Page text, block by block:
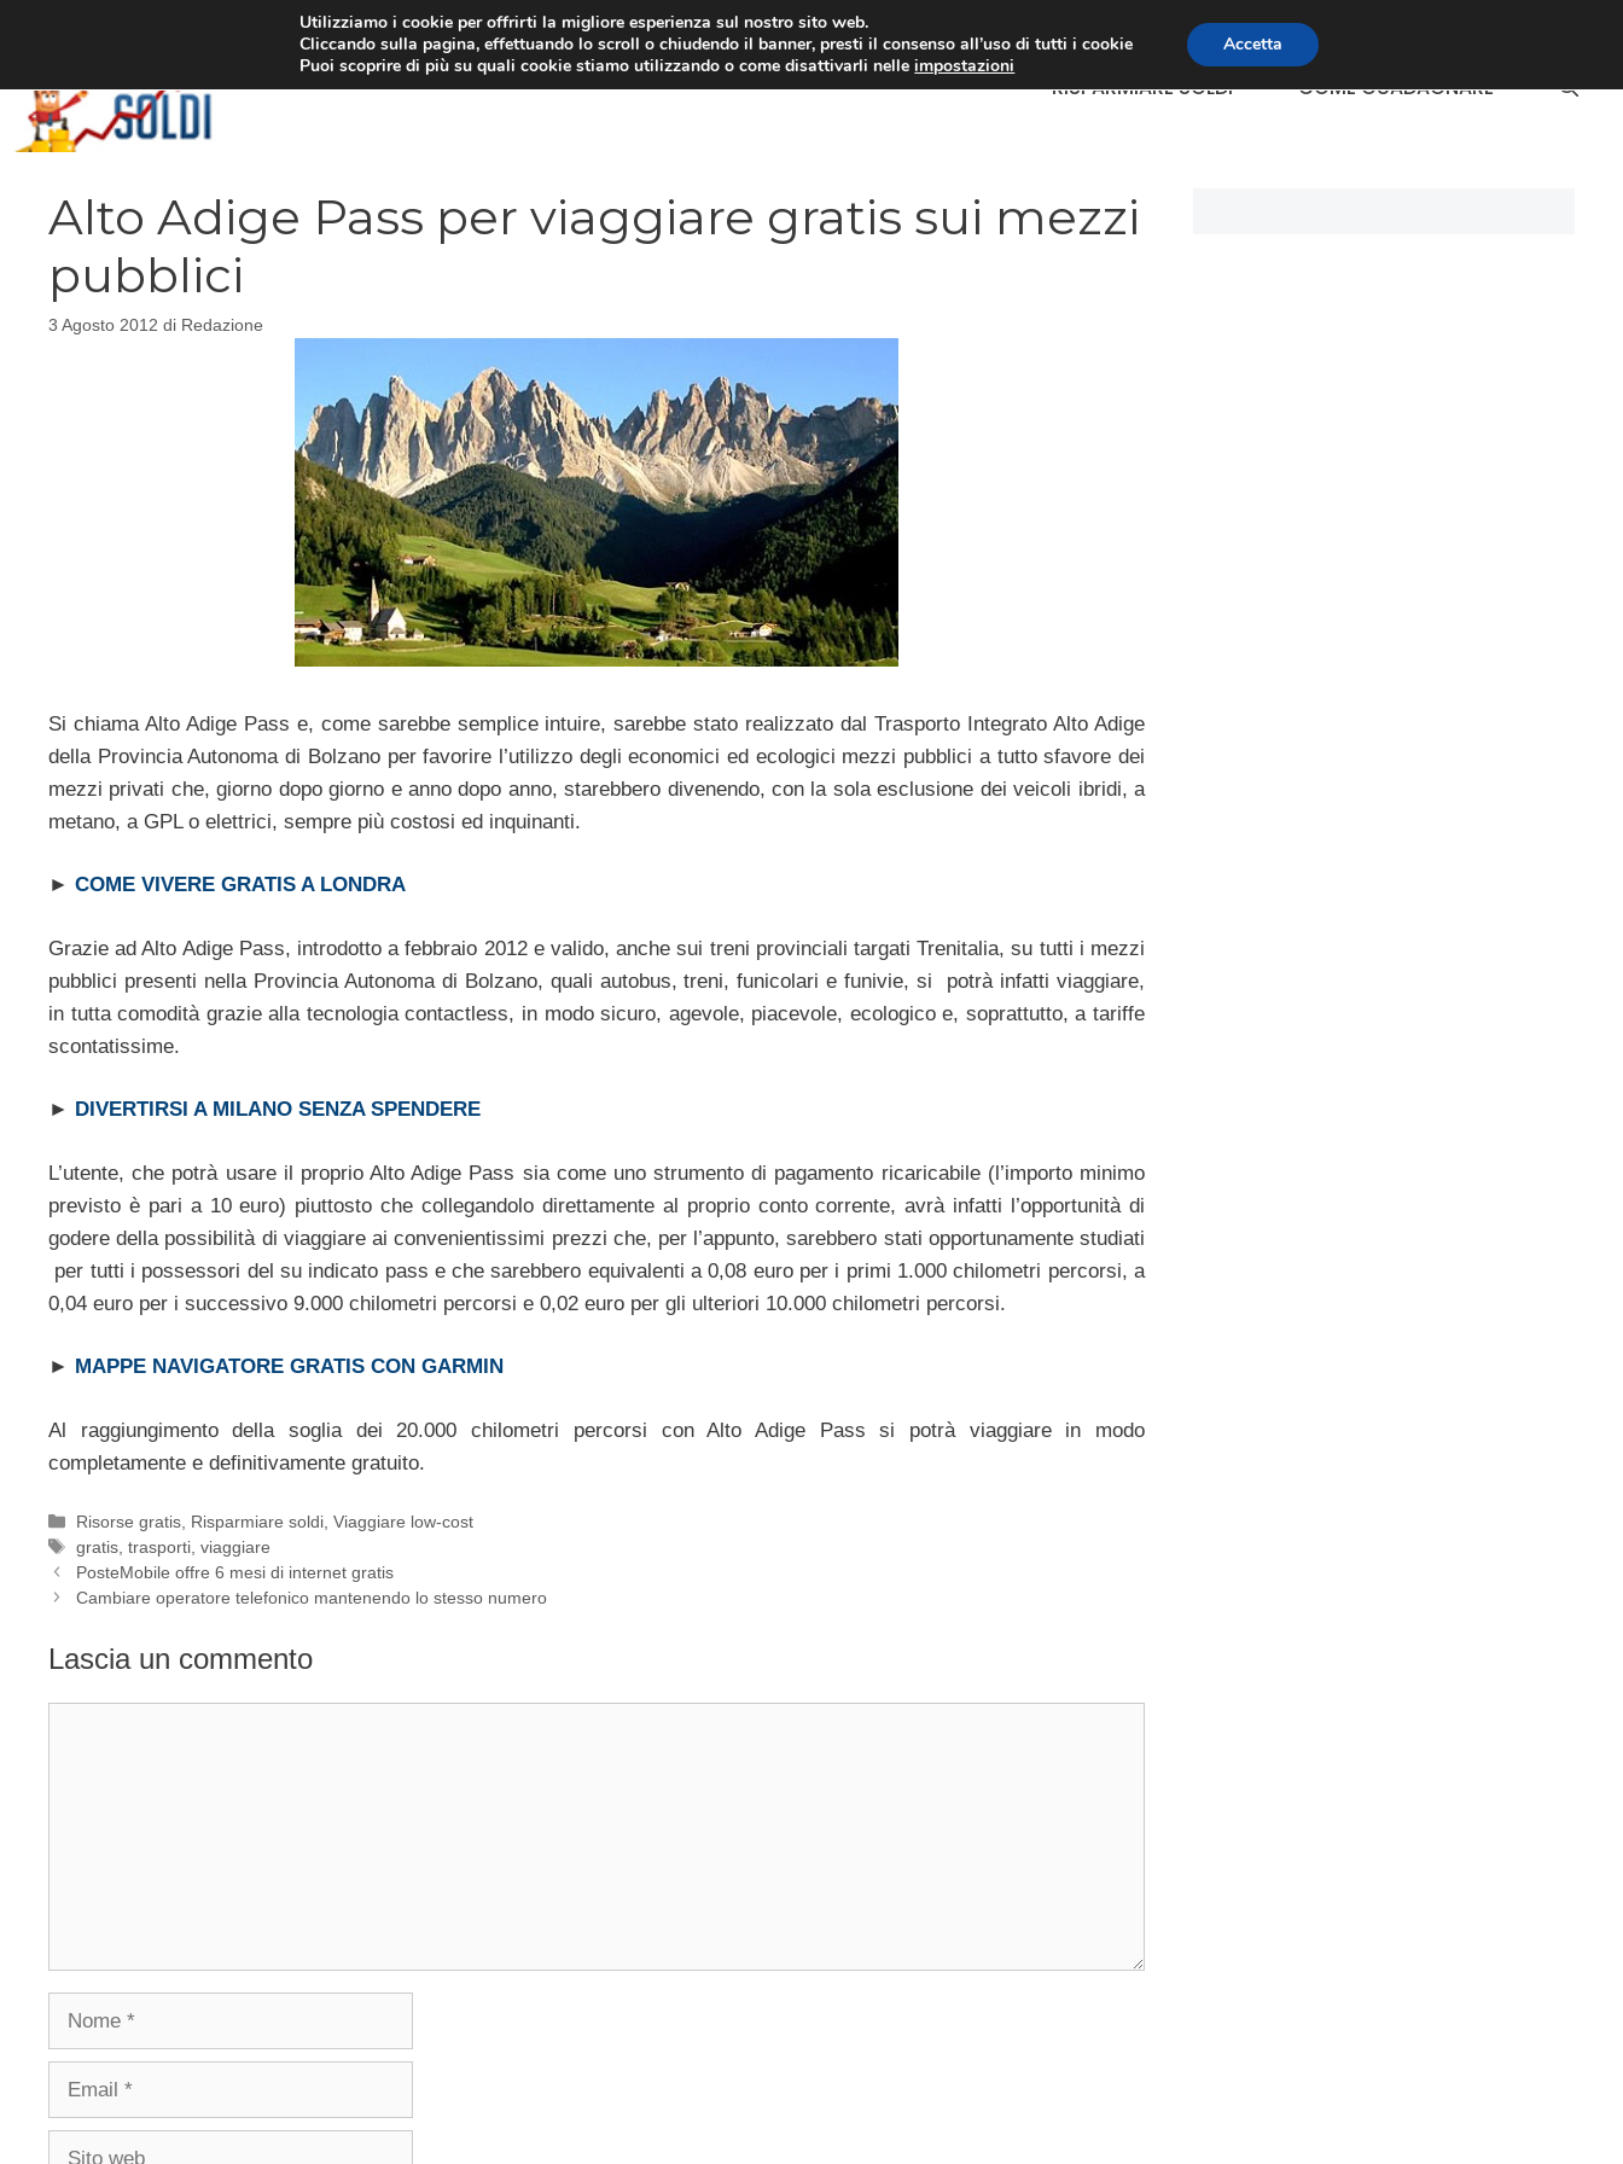
RISPARMIARE SOLDI COME GUADAGNARE
Alto Adige Pass per viaggiare gratis sui mezzi
pubblici
3 Agosto 2012 di Redazione
Si chiama Alto Adige Pass e, come sarebbe semplice intuire, sarebbe stato realizzato dal Trasporto Integrato Alto Adige
della Provincia Autonoma di Bolzano per favorire l’utilizzo degli economici ed ecologici mezzi pubblici a tutto sfavore dei
mezzi privati che, giorno dopo giorno e anno dopo anno, starebbero divenendo, con la sola esclusione dei veicoli ibridi, a
metano, a GPL o elettrici, sempre più costosi ed inquinanti.
► COME VIVERE GRATIS A LONDRA
Grazie ad Alto Adige Pass, introdotto a febbraio 2012 e valido, anche sui treni provinciali targati Trenitalia, su tutti i mezzi
pubblici presenti nella Provincia Autonoma di Bolzano, quali autobus, treni, funicolari e funivie, si potrà infatti viaggiare,
in tutta comodità grazie alla tecnologia contactless, in modo sicuro, agevole, piacevole, ecologico e, soprattutto, a tariffe
scontatissime.
► DIVERTIRSI A MILANO SENZA SPENDERE
L’utente, che potrà usare il proprio Alto Adige Pass sia come uno strumento di pagamento ricaricabile (l’importo minimo
previsto è pari a 10 euro) piuttosto che collegandolo direttamente al proprio conto corrente, avrà infatti l’opportunità di
godere della possibilità di viaggiare ai convenientissimi prezzi che, per l’appunto, sarebbero stati opportunamente studiati
per tutti i possessori del su indicato pass e che sarebbero equivalenti a 0,08 euro per i primi 1.000 chilometri percorsi, a
0,04 euro per i successivo 9.000 chilometri percorsi e 0,02 euro per gli ulteriori 10.000 chilometri percorsi.
► MAPPE NAVIGATORE GRATIS CON GARMIN
Al raggiungimento della soglia dei 20.000 chilometri percorsi con Alto Adige Pass si potrà viaggiare in modo
completamente e definitivamente gratuito.
Categorie
Risorse gratis Risparmiare soldi ,Viaggiare low-cost
Tag
gratis ,trasporti ,viaggiare
PosteMobile offre 6 mesi di internet gratis
Cambiare operatore telefonico mantenendo lo stesso numero
Lascia un commento
Utilizziamo i cookie per offrirti la migliore esperienza sul nostro sito web.
Cliccando sulla pagina, effettuando lo scroll o chiudendo il banner, presti il consenso all’uso di tutti i cookie
Puoi scoprire di più su quali cookie stiamo utilizzando o come disattivarli nelleimpostazioni
Accetta